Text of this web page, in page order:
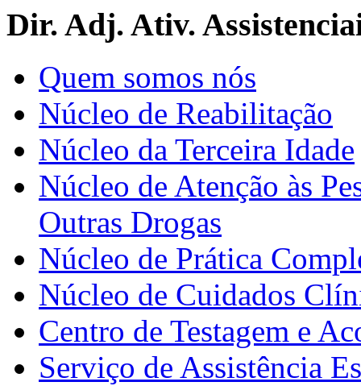
Dir. Adj. Ativ.
Quem somos nós
Núcleo de Reabilitação
Núcleo da Terceira Idade
Núcleo de Atenção às
Outras Drogas
Núcleo de Prática
Núcleo de Cuidados
Centro de Testagem e
Serviço de Assistência